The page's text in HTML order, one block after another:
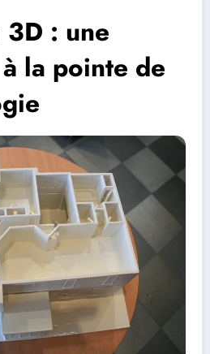
: une
la pointe de